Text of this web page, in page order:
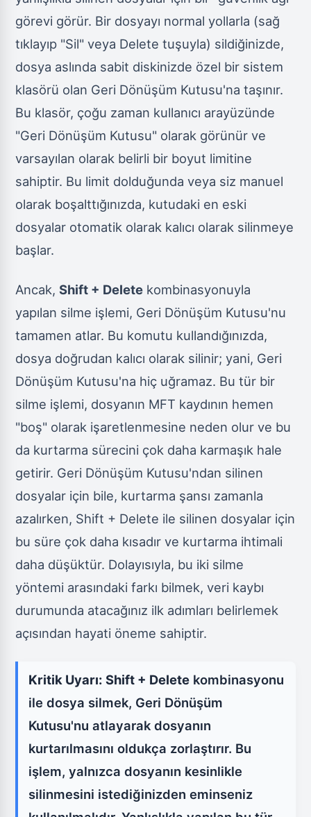
görevi görür. Bir dosyayı normal yollarla (sağ
tıklayıp "Sil" veya Delete tuşuyla) sildiğinizde,
dosya aslında sabit diskinizde özel bir sistem
klasörü olan Geri Dönüşüm Kutusu'na taşınır.
Bu klasör, çoğu zaman kullanıcı arayüzünde
"Geri Dönüşüm Kutusu" olarak görünür ve
varsayılan olarak belirli bir boyut limitine
sahiptir. Bu limit dolduğunda veya siz manuel
olarak boşalttığınızda, kutudaki en eski
dosyalar otomatik olarak kalıcı olarak silinmeye
başlar.
Ancak,Shift + Delete kombinasyonuyla
yapılan silme işlemi, Geri Dönüşüm Kutusu'nu
tamamen atlar. Bu komutu kullandığınızda,
dosya doğrudan kalıcı olarak silinir; yani, Geri
Dönüşüm Kutusu'na hiç uğramaz. Bu tür bir
silme işlemi, dosyanın MFT kaydının hemen
"boş" olarak işaretlenmesine neden olur ve bu
da kurtarma sürecini çok daha karmaşık hale
getirir. Geri Dönüşüm Kutusu'ndan silinen
dosyalar için bile, kurtarma şansı zamanla
azalırken, Shift + Delete ile silinen dosyalar için
bu süre çok daha kısadır ve kurtarma ihtimali
daha düşüktür. Dolayısıyla, bu iki silme
yöntemi arasındaki farkı bilmek, veri kaybı
durumunda atacağınız ilk adımları belirlemek
açısından hayati öneme sahiptir.
Kritik Uyarı: Shift + Delete kombinasyonu
ile dosya silmek, Geri Dönüşüm
Kutusu'nu atlayarak dosyanın
kurtarılmasını oldukça zorlaştırır. Bu
işlem, yalnızca dosyanın kesinlikle
silinmesini istediğinizden eminseniz